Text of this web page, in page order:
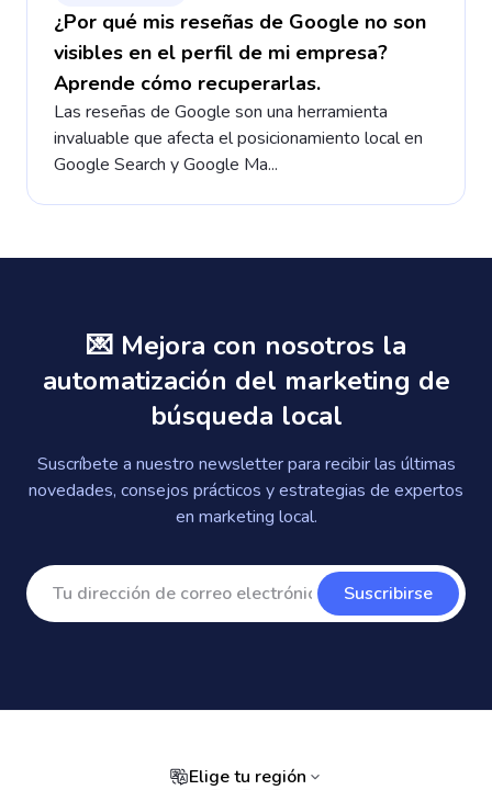
¿Por qué mis reseñas de Google no son
visibles en el perfil de mi empresa?
Aprende cómo recuperarlas.
Las reseñas de Google son una herramienta
invaluable que afecta el posicionamiento local en
Google Search y Google Ma...
💌 Mejora con nosotros la
automatización del marketing de
búsqueda local
Suscríbete a nuestro newsletter para recibir las últimas
novedades, consejos prácticos y estrategias de expertos
en marketing local.
Suscribirse
Elige tu región